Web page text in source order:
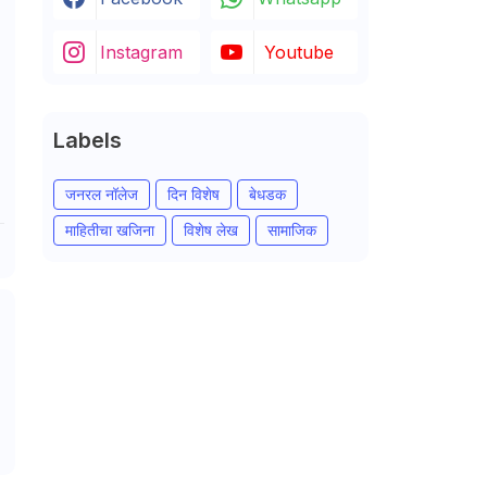
Instagram Youtube
Labels
जनरल नॉलेज दिन विशेष
बेधडक
माहितीचा खजिना
विशेष लेख सामाजिक